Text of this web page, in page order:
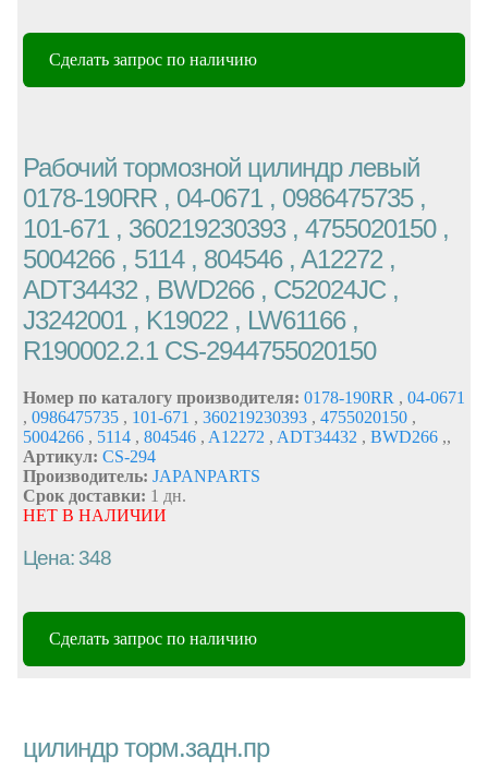
Сделать запрос по наличию
Рабочий тормозной цилиндр левый
0178-190RR , 04-0671 , 0986475735 ,
101-671 , 360219230393 , 4755020150 ,
5004266 , 5114 , 804546 , A12272 ,
ADT34432 , BWD266 , C52024JC ,
J3242001 , K19022 , LW61166 ,
R190002.2.1 CS-2944755020150
Номер по каталогу производителя: 0178-190RR , 04-0671
, 0986475735 , 101-671 , 360219230393 , 4755020150 ,
5004266 , 5114 , 804546 , A12272 , ADT34432 , BWD266 ,,
Артикул: CS-294
Производитель: JAPANPARTS
Срок доставки: 1 дн.
НЕТ В НАЛИЧИИ
Цена: 348
Сделать запрос по наличию
цилиндр торм.задн.пр